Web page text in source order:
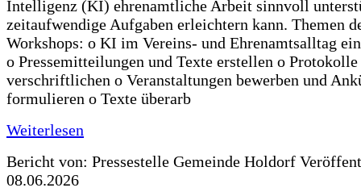
Intelligenz (KI) ehrenamtliche Arbeit sinnvoll
zeitaufwendige Aufgaben erleichtern kann. Themen
Workshops: o KI im Vereins- und Ehrenamtsalltag
o Pressemitteilungen und Texte erstellen o
verschriftlichen o Veranstaltungen bewerben und
formulieren o Texte überarb
Weiterlesen
Bericht von: Pressestelle Gemeinde Holdorf
08.06.2026